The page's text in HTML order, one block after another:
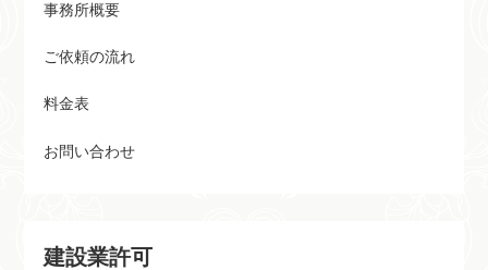
事務所概要
ご依頼の流れ
料金表
お問い合わせ
建設業許可